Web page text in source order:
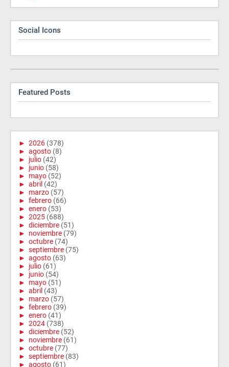
Social Icons
Featured Posts
► 2026 (378)
► agosto (8)
► julio (42)
► junio (58)
► mayo (52)
► abril (42)
► marzo (57)
► febrero (66)
► enero (53)
► 2025 (688)
► diciembre (51)
► noviembre (79)
► octubre (74)
► septiembre (75)
► agosto (63)
► julio (61)
► junio (54)
► mayo (51)
► abril (43)
► marzo (57)
► febrero (39)
► enero (41)
► 2024 (738)
► diciembre (52)
► noviembre (61)
► octubre (77)
► septiembre (83)
► agosto (61)